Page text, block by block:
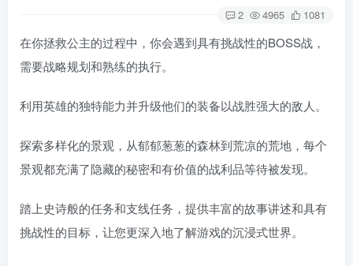
2 4965 1081
在你拯救公主的过程中，你会遇到具有挑战性的BOSS战，
需要战略规划和熟练的执行。
利用英雄的独特能力并升级他们的装备以战胜强大的敌人。
探索多样化的景观，从郁郁葱葱的森林到荒凉的荒地，每个
景观都充满了隐藏的秘密和有价值的战利品等待被发现。
踏上史诗般的任务和支线任务，提供丰富的故事讲述和具有
挑战性的目标，让您更深入地了解游戏的沉浸式世界。